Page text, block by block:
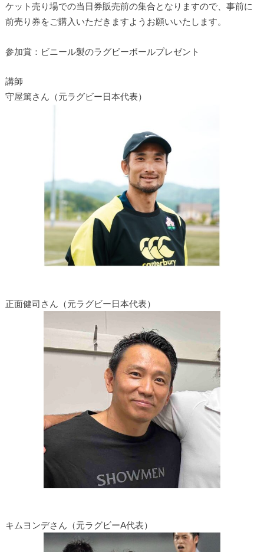
ケット売り場での当日券販売前の集合となりますので、事前に
前売り券をご購入いただきますようお願いいたします。
参加賞：ビニール製のラグビーボールプレゼント
講師
守屋篤さん（元ラグビー日本代表）
正面健司さん（元ラグビー日本代表）
キムヨンデさん（元ラグビーA代表）